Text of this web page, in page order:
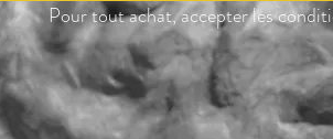
Pour tout achat, accepter les